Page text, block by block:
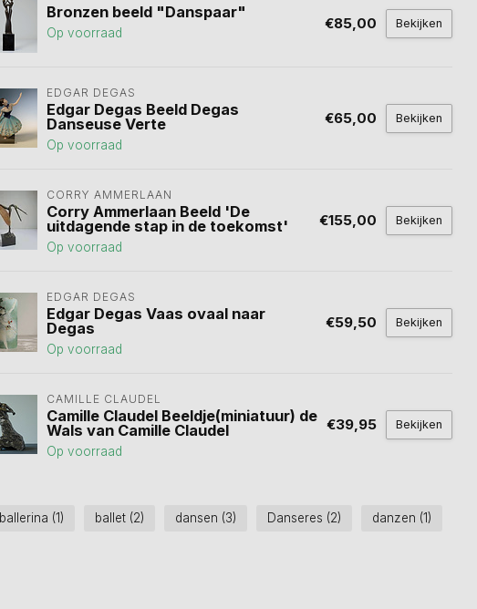
Bronzen beeld "Danspaar"
Op voorraad
€85,00 Bekijken
EDGAR DEGAS
Edgar Degas Beeld Degas
Danseuse Verte
Op voorraad
€65,00 Bekijken
CORRY AMMERLAAN
Corry Ammerlaan Beeld 'De
uitdagende stap in de toekomst'
Op voorraad
€155,00 Bekijken
EDGAR DEGAS
Edgar Degas Vaas ovaal naar
Degas
Op voorraad
€59,50 Bekijken
CAMILLE CLAUDEL
Camille Claudel Beeldje(miniatuur) de
Wals van Camille Claudel
Op voorraad
€39,95 Bekijken
ballerina (1) ballet (2) dansen (3) Danseres (2) danzen (1)